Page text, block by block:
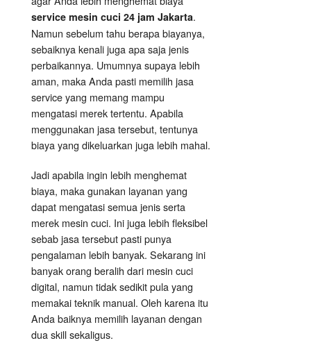
service mesin cuci 24 jam Jakarta.
Namun sebelum tahu berapa biayanya,
sebaiknya kenali juga apa saja jenis
perbaikannya. Umumnya supaya lebih
aman, maka Anda pasti memilih jasa
service yang memang mampu
mengatasi merek tertentu. Apabila
menggunakan jasa tersebut, tentunya
biaya yang dikeluarkan juga lebih mahal.
Jadi apabila ingin lebih menghemat
biaya, maka gunakan layanan yang
dapat mengatasi semua jenis serta
merek mesin cuci. Ini juga lebih fleksibel
sebab jasa tersebut pasti punya
pengalaman lebih banyak. Sekarang ini
banyak orang beralih dari mesin cuci
digital, namun tidak sedikit pula yang
memakai teknik manual. Oleh karena itu
Anda baiknya memilih layanan dengan
dua skill sekaligus.